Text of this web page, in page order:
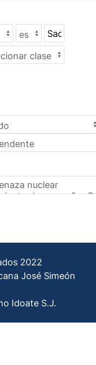
2022
José Simeón
Idoate S.J.